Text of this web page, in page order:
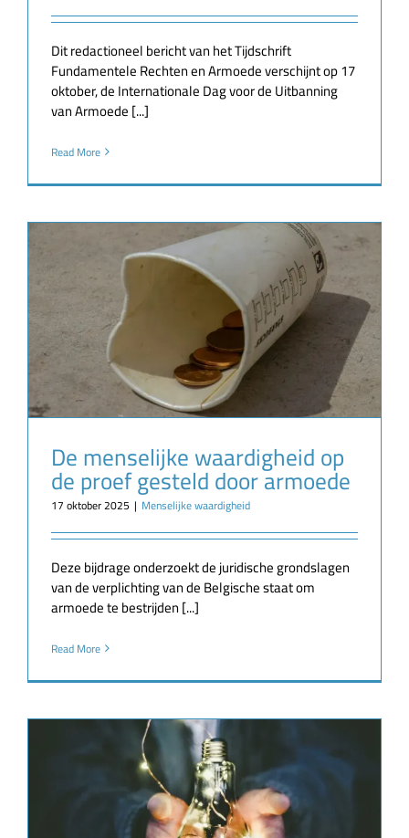
Dit redactioneel bericht van het Tijdschrift
Fundamentele Rechten en Armoede verschijnt op 17
oktober, de Internationale Dag voor de Uitbanning
van Armoede [...]
Read More
De menselijke waardigheid op
de proef gesteld door armoede
17 oktober 2025 | Menselijke waardigheid
Deze bijdrage onderzoekt de juridische grondslagen
van de verplichting van de Belgische staat om
armoede te bestrijden [...]
Read More